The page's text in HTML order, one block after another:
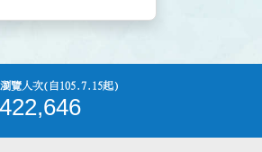
覽人次(自105.7.15起)